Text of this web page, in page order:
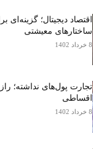
اقتصاد دیجیتال؛ گزینه‌ای
ساختارهای معیشتی
8 خرداد 1402
تجارت پول‌های نداشته؛
اقساطی
8 خرداد 1402